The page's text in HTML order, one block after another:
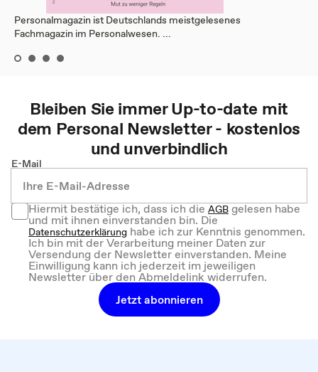
Personalmagazin ist Deutschlands meistgelesenes
Fachmagazin im Personalwesen. ...
Bleiben Sie immer Up-to-date mit
dem Personal Newsletter - kostenlos
und unverbindlich
E-Mail
Hiermit bestätige ich, dass ich dieAGBgelesen habe
und mit ihnen einverstanden bin. Die
Datenschutzerklärung habe ich zur Kenntnis genommen.
Ich bin mit der Verarbeitung meiner Daten zur
Versendung der Newsletter einverstanden. Meine
Einwilligung kann ich jederzeit im jeweiligen
Newsletter über den Abmeldelink widerrufen.
Jetzt abonnieren